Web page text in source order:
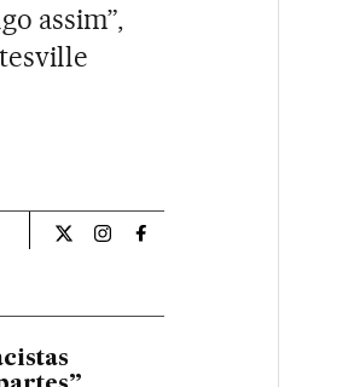
assim”,
Internacional El País Brasil en
Internacional El País Brasil en
Internacional El País